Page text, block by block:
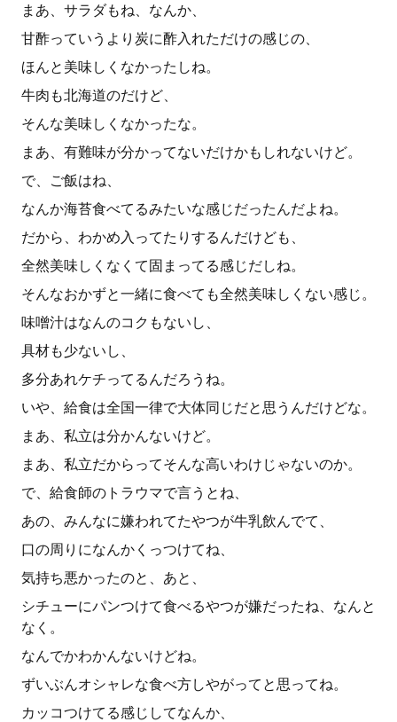
まあ、サラダもね、なんか、
甘酢っていうより炭に酢入れただけの感じの、
ほんと美味しくなかったしね。
牛肉も北海道のだけど、
そんな美味しくなかったな。
まあ、有難味が分かってないだけかもしれないけど。
で、ご飯はね、
なんか海苔食べてるみたいな感じだったんだよね。
だから、わかめ入ってたりするんだけども、
全然美味しくなくて固まってる感じだしね。
そんなおかずと一緒に食べても全然美味しくない感じ。
味噌汁はなんのコクもないし、
具材も少ないし、
多分あれケチってるんだろうね。
いや、給食は全国一律で大体同じだと思うんだけどな。
まあ、私立は分かんないけど。
まあ、私立だからってそんな高いわけじゃないのか。
で、給食師のトラウマで言うとね、
あの、みんなに嫌われてたやつが牛乳飲んでて、
口の周りになんかくっつけてね、
気持ち悪かったのと、あと、
シチューにパンつけて食べるやつが嫌だったね、なんと
なく。
なんでかわかんないけどね。
ずいぶんオシャレな食べ方しやがってと思ってね。
カッコつけてる感じしてなんか、